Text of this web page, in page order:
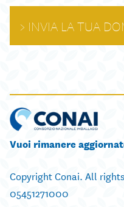
INVIA LA TUA
Vuoi rimanere
Copyright Conai. All
05451271000